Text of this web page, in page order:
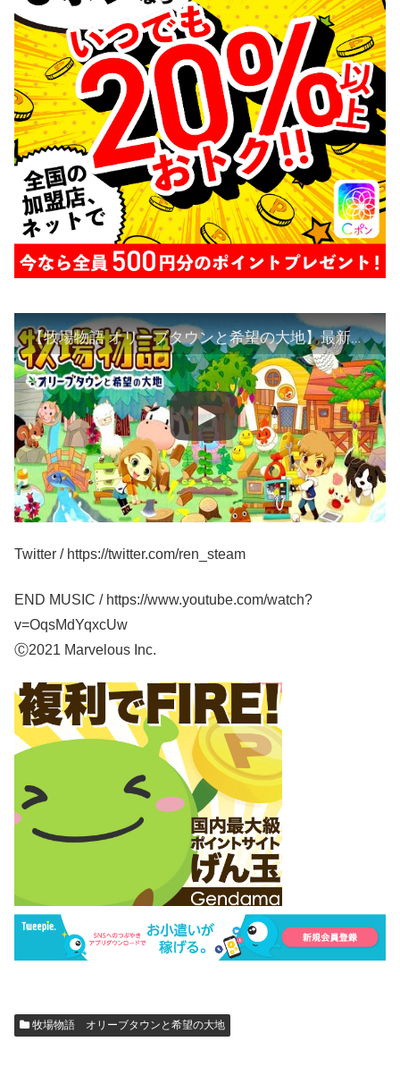
【牧場物語 オリーブタウンと希望の大地】最新作！やってくぞ！！
Twitter / https://twitter.com/ren_steam
END MUSIC / https://www.youtube.com/watch?
v=OqsMdYqxcUw
Ⓒ2021 Marvelous Inc.
牧場物語 オリーブタウンと希望の大地